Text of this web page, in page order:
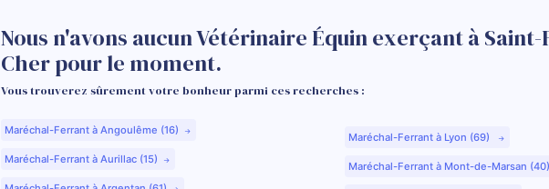
Nous n'avons aucun Vétérinaire Équin exerçant à
Cher pour le moment.
Vous trouverez sûrement votre bonheur parmi ces recherches :
Maréchal-Ferrant à Angoulême (16)
Maréchal-Ferrant à Aurillac (15)
Maréchal-Ferrant à Lyon (69)
Maréchal-Ferrant à Mont-de-Marsan